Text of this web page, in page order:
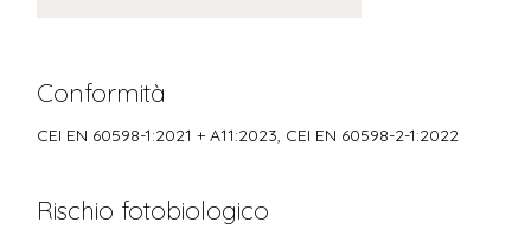
Conformità
CEI EN 60598-1:2021 + A11:2023, CEI EN 60598-2-1:2022
Rischio fotobiologico